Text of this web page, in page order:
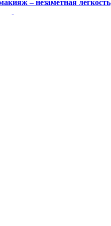
– незаметная легкость